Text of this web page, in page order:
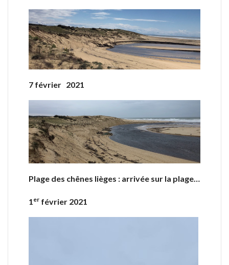
7 février 2021
Plage des chênes lièges : arrivée sur la plage…
1er février 2021